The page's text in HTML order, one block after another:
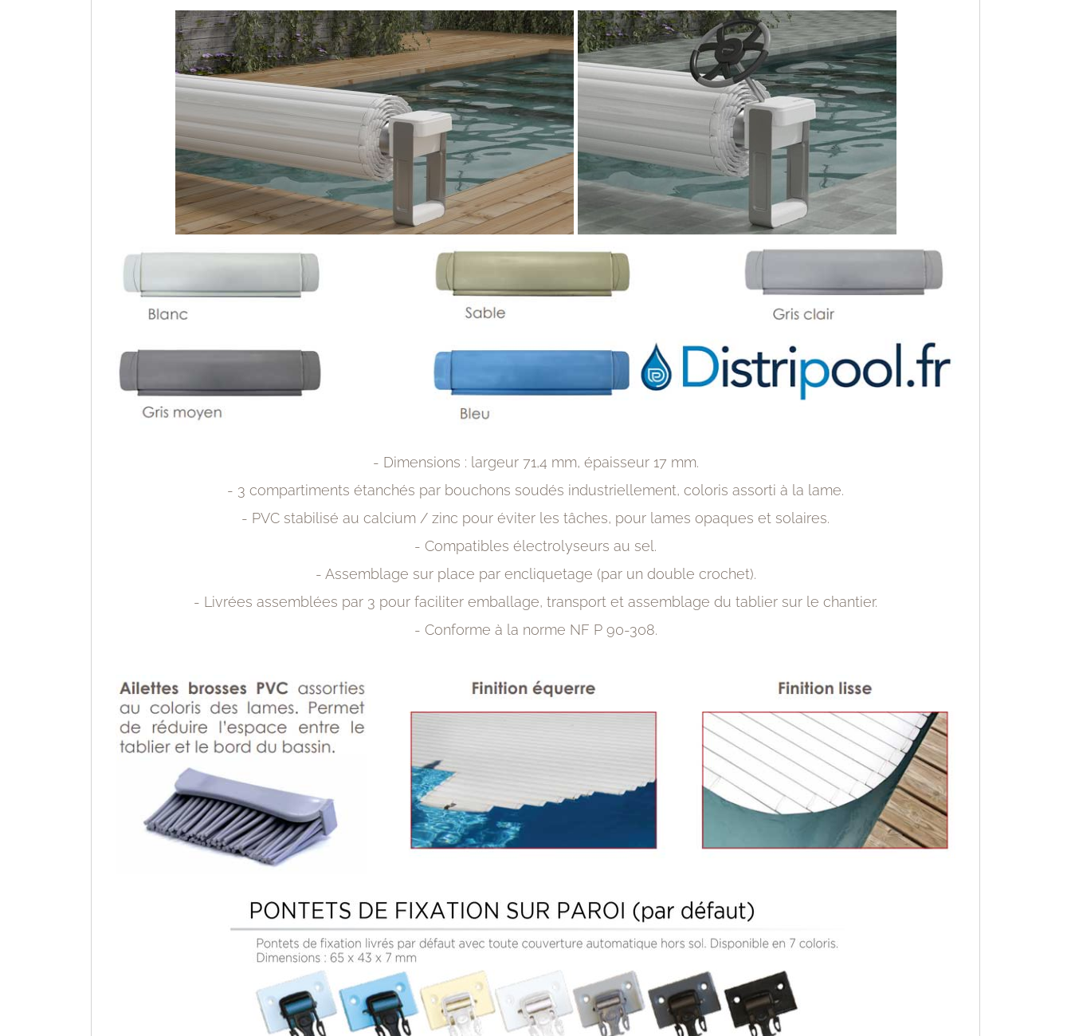
- Dimensions : largeur 71,4 mm, épaisseur 17 mm.
- 3 compartiments étanchés par bouchons soudés industriellement, coloris assorti à la lame.
- PVC stabilisé au calcium / zinc pour éviter les tâches, pour lames opaques et solaires.
- Compatibles électrolyseurs au sel.
- Assemblage sur place par encliquetage (par un double crochet).
- Livrées assemblées par 3 pour faciliter emballage, transport et assemblage du tablier sur le chantier.
- Conforme à la norme NF P 90-308.